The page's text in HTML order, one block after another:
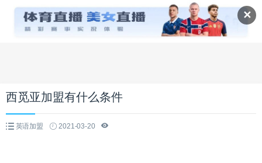
✕
西觅亚加盟有什么条件
英语加盟 2021-03-20